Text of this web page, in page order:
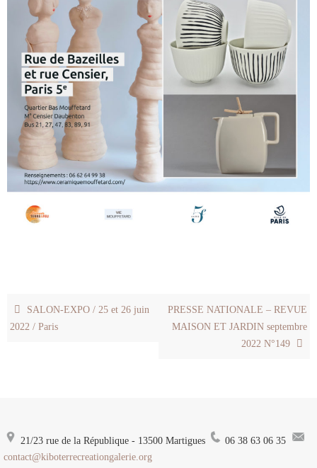
SALON-EXPO / 25 et 26 juin
2022 / Paris
PRESSE NATIONALE – REVUE
MAISON ET JARDIN septembre
2022 N°149
21/23 rue de la République - 13500 Martigues
06 38 63 06 35
contact@kiboterrecreationgalerie.org